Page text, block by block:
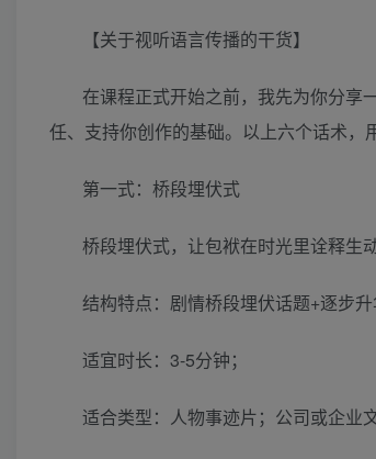
【关于视听语言传播的干货】
在课程正式开始之前，我先为你分享
任、支持你创作的基础。以上六个话术，
第一式：桥段埋伏式
桥段埋伏式，让包袱在时光里诠释生
结构特点：剧情桥段埋伏话题+逐步
适宜时长：3-5分钟；
适合类型：人物事迹片；公司或企业